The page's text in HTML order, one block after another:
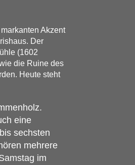
Akzent
Der
(1602
die Ruine des
Heute steht
eine
sechsten
mehrere
im